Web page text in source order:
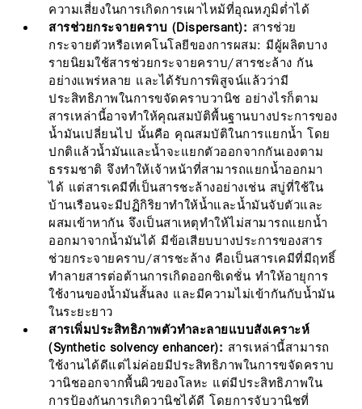
ความเสี่ยงในการเกิดการเผาไหม้ที่อุณหภูมิต่ำได้
สารช่วยกระจายคราบ (Dispersant): สารช่วย
กระจายตัวหรือเทคโนโลยีของการผสม: มีผู้ผลิตบาง
รายนิยมใช้สารช่วยกระจายคราบ/สารชะล้าง กัน
อย่างแพร่หลาย และได้รับการพิสูจน์แล้วว่ามี
ประสิทธิภาพในการขจัดคราบวานิช อย่างไรก็ตาม
สารเหล่านี้อาจทำให้คุณสมบัติพื้นฐานบางประการของ
น้ำมันเปลี่ยนไป นั้นคือ คุณสมบัติในการแยกน้ำ โดย
ปกติแล้วน้ำมันและน้ำจะแยกตัวออกจากกันเองตาม
ธรรมชาติ จึงทำให้เจ้าหน้าที่สามารถแยกน้ำออกมา
ได้ แต่สารเคมีที่เป็นสารชะล้างอย่างเช่น สบู่ที่ใช้ใน
บ้านเรือนจะมีปฏิกิริยาทำให้น้ำและน้ำมันจับตัวและ
ผสมเข้าหากัน จึงเป็นสาเหตุทำให้ไม่สามารถแยกน้ำ
ออกมาจากน้ำมันได้ มีข้อเสียบบางประการของสาร
ช่วยกระจายคราบ/สารชะล้าง คือเป็นสารเคมีที่มีฤทธิ์
ทำลายสารต่อต้านการเกิดออกซิเดชั่น ทำให้อายุการ
ใช้งานของน้ำมันสั้นลง และมีความไม่เข้ากันกับน้ำมัน
ในระยะยาว
สารเพิ่มประสิทธิภาพตัวทำละลายแบบสังเคราะห์
(Synthetic solvency enhancer): สารเหล่านี้สามารถ
ใช้งานได้ดีแต่ไม่ค่อยมีประสิทธิภาพในการขจัดคราบ
วานิชออกจากพื้นผิวของโลหะ แต่มีประสิทธิภาพใน
การป้องกันการเกิดวานิชได้ดี โดยการจับวานิชที่